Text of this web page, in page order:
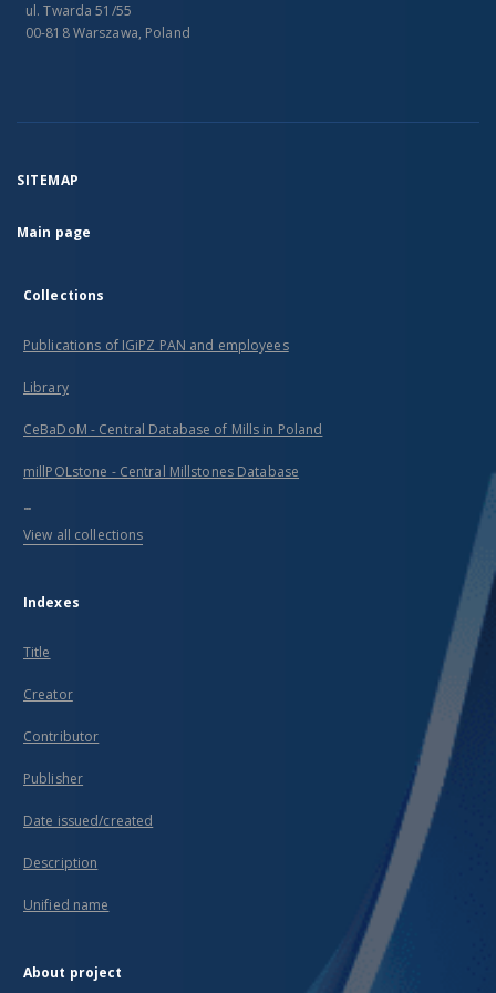
ul. Twarda 51/55
00-818 Warszawa, Poland
SITEMAP
Main page
Collections
Publications of IGiPZ PAN and employees
Library
CeBaDoM - Central Database of Mills in Poland
millPOLstone - Central Millstones Database
...
View all collections
Indexes
Title
Creator
Contributor
Publisher
Date issued/created
Description
Unified name
About project